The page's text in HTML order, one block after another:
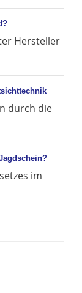
Hersteller
durch die
im